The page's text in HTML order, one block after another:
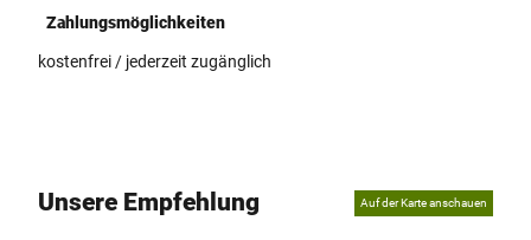
Zahlungsmöglichkeiten
kostenfrei / jederzeit zugänglich
Unsere Empfehlung Auf der Karte anschauen